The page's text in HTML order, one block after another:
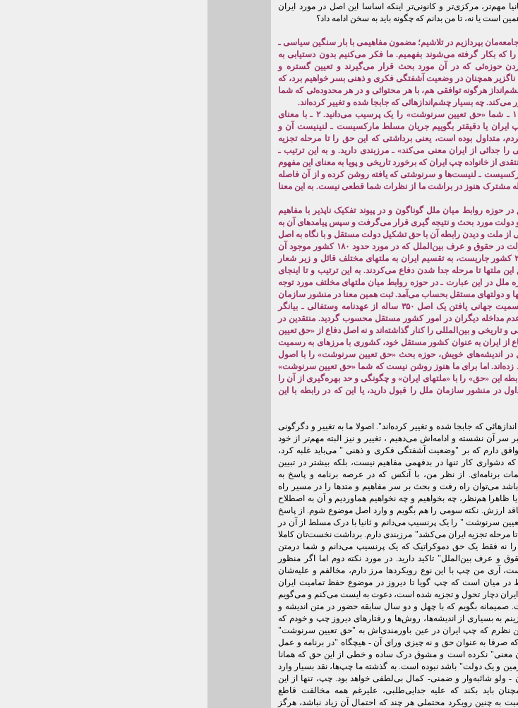
مرکزی‌تر و کانونی‌تر اینکه اساسا این اصل در مورد ایران
است یا نه، تا من بدانم که چگونه باید به سخن ادامه داد؟
بپردازیم در تلاشیم؛ مضمون مفاهیمی با بار سنگین سیاسی ـ
را که بکار گرفته می‌شوند بفهمیم. ما فکر می‌کنیم بدون دستیابی به
حوزه‌ئی که در آن مورد بحث قرار می‌گیرند و تعیین گستره و
همچنان در وضعیت آشفتگی فکری و ذهنی بسر خواهیم برد، که
هرگونه توافقی هم، با هر محتوائی و در هر محدوده‌ئی که شما
می‌کند. چه بسیار چشم‌اندازهائی که جابجا شده و تغییر کرده‌اند.
مقدمتاً می‌توان از پاسخ شما این را فهمید: ۱ ـ شما «حق تعیین سرنوشت» را یک پرسیب می‌دانید. ۲ ـ با معنای
یا دقیقتر بگوییم جریان مسلط مارکسیست ـ لنینیست آن و
متداول بوده است، یعنی برداشتی که این حق را تا مرحله تجزیه
جدائی از ایران معنی می‌کند» ـ مرزبندی دارید. و به این ترتیب ـ
از خانواده چپ ایران که برخورد تاریخی و پویا به معنای این مفهوم
ـ لنیست‌ها و سرنوشتی که یافته روشن کرده و از آن فاصله
مشترک هنوز در براشت ما از نظرات شما قطعی نیست. به این معنا
روابط میان ملل گوناگون و در پیوند تفکیک ناپذیر با مفاهیم
مورد بحث و نتیجه گیری قرار می‌گرفت و سپس پیامد‌های آن به
از ملت و دیدن رابطه آن با حق تشکیل دولت مستقل و با نگاه به اصل
پذیرفته شده یک ملت، یک سرزمین و یک دولت در حقوق و عرف بین‌الملل که در مورد حدود ۱٨۰ کشور موجود آن
زمان نیز جاری بود و هنوز هم برای حدود ۲۰۰ کشور جاریست، به تقسیم ایران به ملتهای مختلف قائل و زیر شعار
تا مرحله جدا شدن دفاع می‌کردند. به این ترتیب و تا اینجای
ملل در این عبارت ـ در حوزه روابط میان ملتهای مخلتف مورد توجه
و دولتهای مستقل بحساب می‌آمد. ثبت همین معنا در منشور سازمان
ملل متحد در سال ۱۹۴۵ ـ قطعی شدن و رسمیت جهانی یافتن یک اصل ٣۵۰ ساله از عهدنامه وستفالی ـ بیانگر
مداخله دیگران در امور کشور مستقل محسوب گردید. منتقدین در
تاریخی و بین‌المللی را کنار گذاشته‌اند و نه اصل دفاع از «حق تعیین
از ایران به عنوان کشور مستقل خود، کشوری با مرزهای به رسمیت
اندیشه‌های خویش، حوزه بحث «حق تعیین سرنوشت» را با اصول
اما برای ما هنوز روشن نیست که شما «حق تعیین سرنوشت»
این «حق» را با «ملتهای ایران» و چگونگی و حد بهره‌گیری از آن را
در منشور سازمان ملل را قبول دارید، یا این که در رابطه با این
که جابجا شده و تغییر کرده‌اند". اصولا ما به تغییر و دگرگونی
سر آن نشسته و ادامه‌اش می‌دهیم ، تغییر و نیز البته مهم‌تر از خود
دارم که بر "وضعیت آشفتگی فکری و ذهنی " می‌باید غلبه کرد،
دشواری کار تنها در بدفهمی مفاهیم نیست، بلکه بیشتر در تبیین
برنامه‌ای. از نظر من، با آنکس که در عرصه برنامه و پاسخ به
می‌توان راه رفت و بحث بر سر مفاهیم و متدها را در مسیر راه
و یا ظاهرا هم‌نظر، چه بخواهیم و چه نخواهیم هماوردیم و آن به اصطلاح
ارزش. نکته سومی را هم بگویم و وارد اصل موضوع شوم. از پاسخ
سرنوشت " را یک پرنسیپ می‌دانم و ثانیا با درک مسلط از آن در
مرحله تجزیه ایران می‌کشد" مرزبندی دارم. برداشت نخست‌تان کاملا
فقط یک حق دموکراتیک که یک پرنسیپ می‌دانم و شما درمتن
و عرف بین‌الملل" تاکید دارید. در مورد نکته دوم اما اگر منظور
آری من چپ با این نوع رویکردها مرز دارم، مخالفم و علیه‌شان
در میان است که چپ گویا تا دیروز در موضوع حفظ تمامیت ایران
دچار تحول و تجزیه شده است، دعوت به ایست می‌کنم و می‌گویم
صمیمانه بگویم که با چهل و دو سال سابقه حضور در متن اندیشه و
به بسیاری از اندیشه‌ها، روش‌ها و رفتارهای دیروز چپ و خودم که
نظرم که چپ ایران در عین باورمندی‌اش به "حق تعیین سرنوشت"
که صرفا به عنوان حق و نه چیزی ورای آن - هیچگاه "در برنامه و عمل
معنی" نکرده است و مشوق درک ساده و خطی از این حق که همانا
و یک دولت" باشد نبوده است. به گذشته ما چپ‌ها، نقد بسیار وارد
ولو شائبه‌وار و ضمنی- کمال بی‌لطفی خواهد بود. چپ، تنها از این
باید بکند که علیه جدایی‌طلبی، علیرغم همه مخالفت قاطع
به چنین رویکرد محتملی هر چند که احتمال آن زیاد نباشد، هرگز